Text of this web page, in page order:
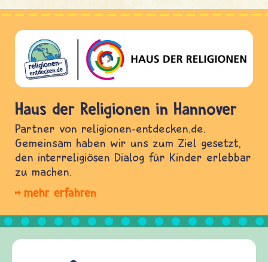
Haus der Religionen in Hannover
Partner von religionen-entdecken.de.
Gemeinsam haben wir uns zum Ziel gesetzt,
den interreligiösen Dialog für Kinder erlebbar
zu machen.
mehr erfahren